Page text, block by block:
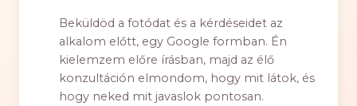
Beküldöd a fotódat és a kérdéseidet az
alkalom előtt, egy Google formban. Én
kielemzem előre írásban, majd az élő
konzultáción elmondom, hogy mit látok, és
hogy neked mit javaslok pontosan.